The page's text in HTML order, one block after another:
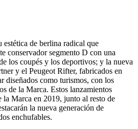
de berlina radical que
conservador segmento D con una
los coupés y los deportivos; y la nueva
y el Peugeot Rifter, fabricados en
diseñados como turismos, con los
de la Marca. Estos lanzamientos
la Marca en 2019, junto al resto de
la nueva generación de
enchufables.